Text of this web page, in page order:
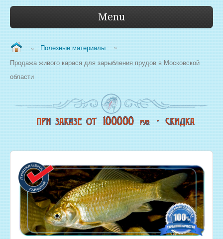
Menu
ВОПРОС/ОТВЕТ
НАША ПРОДУКЦИЯ
СВЕЖЕЗАМОРОЖЕННАЯ РЫБА
ОХЛАЖДЕННАЯ РЫБА
МОРЕПРОДУКТЫ
СОЛЕНАЯ РЫБА
КОПЧЕНАЯ РЫБА
ВЯЛЕНАЯ РЫБА
ИКРА
РЫБНЫЕ КОНСЕРВЫ
~ Полезные материалы
~
Продажа живого карася для зарыбления прудов в Московской
области